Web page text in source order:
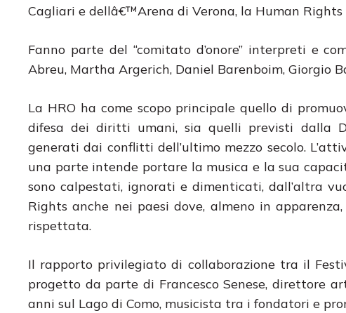
Cagliari e dellâ€™Arena di Verona, la Human Rights
Fanno parte del “comitato d’onore” interpreti e
Abreu, Martha Argerich, Daniel Barenboim, Giorgio
La HRO ha come scopo principale quello di
difesa dei diritti umani, sia quelli previsti dalla
generati dai conflitti dell’ultimo mezzo secolo.
una parte intende portare la musica e la sua
sono calpestati, ignorati e dimenticati, dall’altra
Rights anche nei paesi dove, almeno in
rispettata.
Il rapporto privilegiato di collaborazione tra il
progetto da parte di Francesco Senese, direttore
anni sul Lago di Como, musicista tra i fondatori e